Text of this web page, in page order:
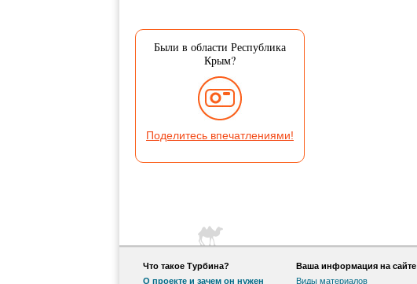
Были в области Республика
Крым?
Поделитесь впечатлениями!
Что такое Турбина?
О проекте и зачем он нужен
Ваша информация на сайте
Виды материалов